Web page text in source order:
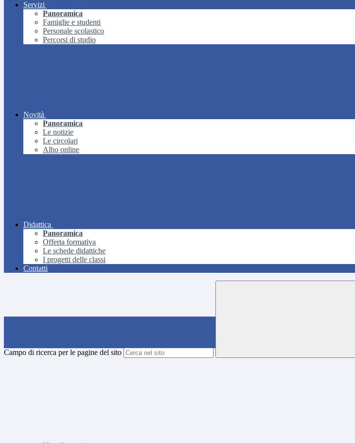
Servizi
Panoramica
Famiglie e studenti
Personale scolastico
Percorsi di studio
Novità
Panoramica
Le notizie
Le circolari
Albo online
Didattica
Panoramica
Offerta formativa
Le schede didattiche
I progetti delle classi
Contatti
Campo di ricerca per le pagine del sito